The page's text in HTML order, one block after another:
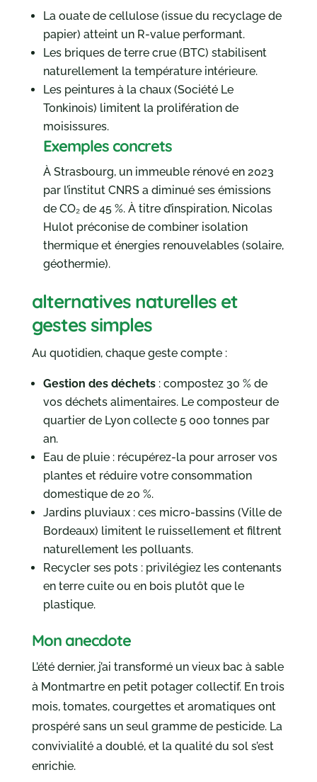
La ouate de cellulose (issue du recyclage de
papier) atteint un R-value performant.
Les briques de terre crue (BTC) stabilisent
naturellement la température intérieure.
Les peintures à la chaux (Société Le
Tonkinois) limitent la prolifération de
moisissures.
Exemples concrets
À Strasbourg, un immeuble rénové en 2023
par l’institut CNRS a diminué ses émissions
de CO₂ de 45 %. À titre d’inspiration, Nicolas
Hulot préconise de combiner isolation
thermique et énergies renouvelables (solaire,
géothermie).
alternatives naturelles et
gestes simples
Au quotidien, chaque geste compte :
Gestion des déchets: compostez 30 % de
vos déchets alimentaires. Le composteur de
quartier de Lyon collecte 5 000 tonnes par
an.
Eau de pluie : récupérez-la pour arroser vos
plantes et réduire votre consommation
domestique de 20 %.
Jardins pluviaux : ces micro-bassins (Ville de
Bordeaux) limitent le ruissellement et filtrent
naturellement les polluants.
Recycler ses pots : privilégiez les contenants
en terre cuite ou en bois plutôt que le
plastique.
Mon anecdote
L’été dernier, j’ai transformé un vieux bac à sable
à Montmartre en petit potager collectif. En trois
mois, tomates, courgettes et aromatiques ont
prospéré sans un seul gramme de pesticide. La
convivialité a doublé, et la qualité du sol s’est
enrichie.